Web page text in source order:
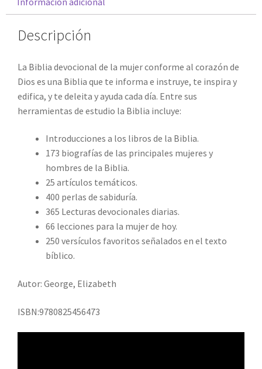
Descripción
La Biblia devocional de la mujer conforme al corazón de
Dios es una Biblia que te informa e instruye, te inspira y
edifica, y te deleita y ayuda cada día. Entre sus
herramientas de estudio la Biblia incluye:
Introducciones a los libros de la Biblia.
173 biografías de las principales mujeres y
hombres de la Biblia.
25 artículos temáticos.
400 perlas de sabiduría.
365 Lecturas devocionales diarias.
66 lecciones para la mujer de hoy.
250 versículos favoritos señalados en el texto
bíblico.
Autor: George, Elizabeth
ISBN:9780825456473